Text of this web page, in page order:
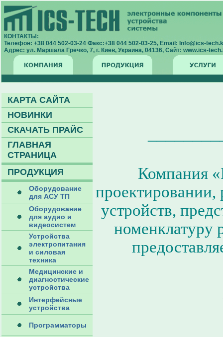
КОНТАКТЫ:
Телефон: +38 044 502-03-24 Факс:+38 044 502-03-25, Email: Info@ics-
Адрес: ул. Маршала Гречко, 7, г. Киев, Украина, 04136, Сайт: www.ics-
КАРТА САЙТА
НОВИНКИ
СКАЧАТЬ ПРАЙС
ГЛАВНАЯ
СТРАНИЦА
ПРОДУКЦИЯ
Оборудование
для АСУ ТП
Оборудование
для аудио и
видеосистем
Устройства
электропитания
и силовая
техника
Медицинские и
диагностические
устройства
Интерфейсные
устройства
Программаторы
Компания
проектировании,
устройств,
номенклатуру